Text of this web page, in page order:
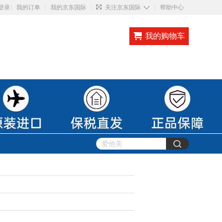
录 我的订单 我的京东国际 关注京东国际 ◇ 帮助中心
我的购物车